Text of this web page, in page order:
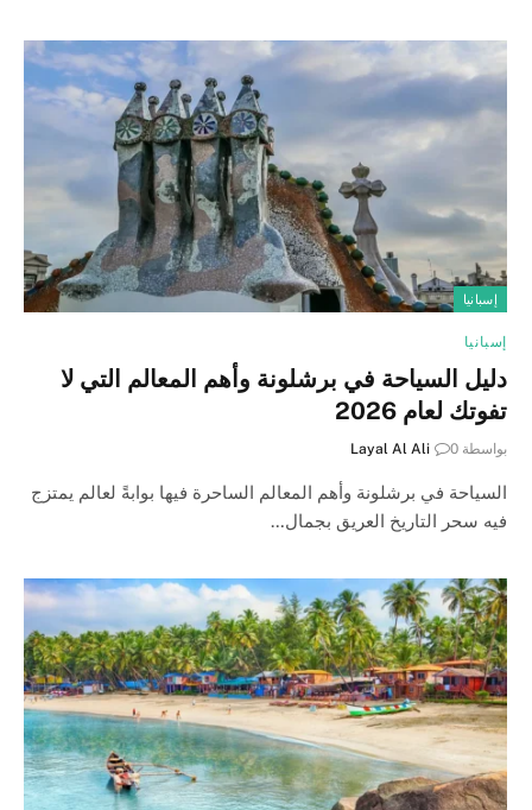
إسبانيا
إسبانيا
دليل السياحة في برشلونة وأهم المعالم التي لا
تفوتك لعام 2026
بواسطة Layal Al Ali 0
السياحة في برشلونة وأهم المعالم الساحرة فيها بوابةً لعالم يمتزج
فيه سحر التاريخ العريق بجمال…